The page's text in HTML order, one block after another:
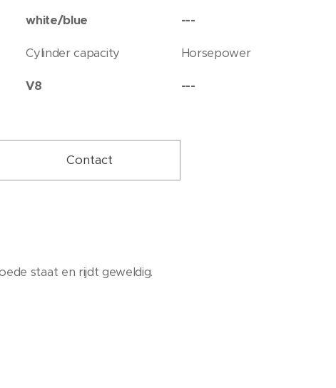
white/blue
Cylinder capacity
V8
---
Horsepower
---
Contact
staat en rijdt geweldig.